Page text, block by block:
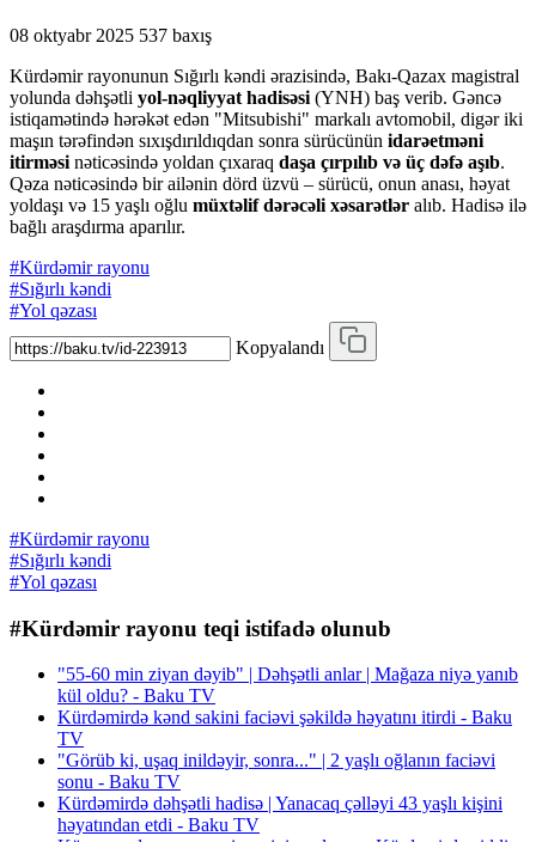
08 oktyabr 2025 537 baxış
Kürdəmir rayonunun Sığırlı kəndi ərazisində, Bakı-Qazax magistral
yolunda dəhşətli yol-nəqliyyat hadisəsi (YNH) baş verib. Gəncə
istiqamətində hərəkət edən "Mitsubishi" markalı avtomobil, digər iki
maşın tərəfindən sıxışdırıldıqdan sonra sürücünün idarəetməni
itirməsi nəticəsində yoldan çıxaraq daşa çırpılıb və üç dəfə aşıb.
Qəza nəticəsində bir ailənin dörd üzvü – sürücü, onun anası, həyat
yoldaşı və 15 yaşlı oğlu müxtəlif dərəcəli xəsarətlər alıb. Hadisə ilə
bağlı araşdırma aparılır.
#Kürdəmir rayonu
#Sığırlı kəndi
#Yol qəzası
Kopyalandı
#Kürdəmir rayonu
#Sığırlı kəndi
#Yol qəzası
#Kürdəmir rayonu teqi istifadə olunub
"55-60 min ziyan dəyib" | Dəhşətli anlar | Mağaza niyə yanıb
kül oldu? - Baku TV
Kürdəmirdə kənd sakini faciəvi şəkildə həyatını itirdi - Baku
TV
"Görüb ki, uşaq inildəyir, sonra..." | 2 yaşlı oğlanın faciəvi
sonu - Baku TV
Kürdəmirdə dəhşətli hadisə | Yanacaq çəlləyi 43 yaşlı kişini
həyatından etdi - Baku TV